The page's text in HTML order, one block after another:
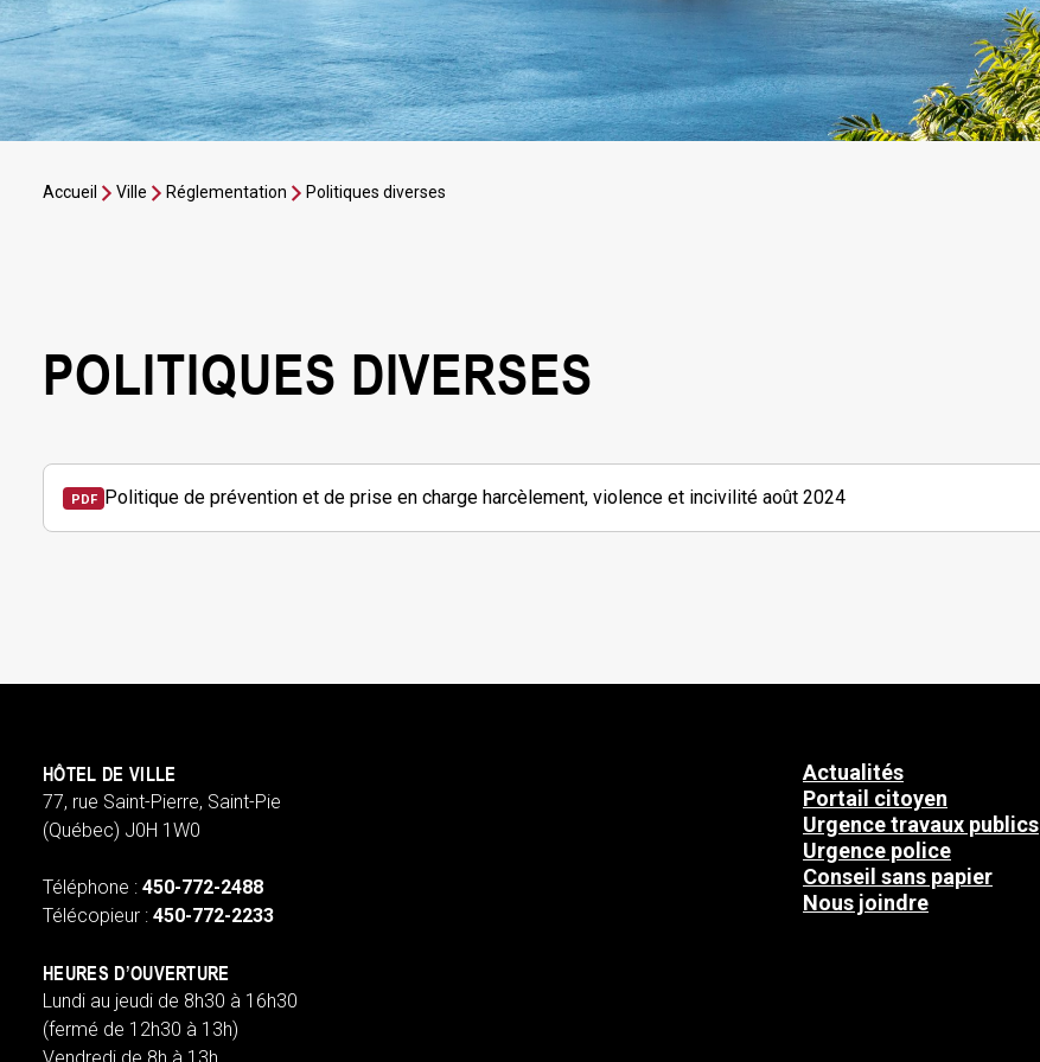
Accueil Ville Réglementation Politiques diverses
POLITIQUES DIVERSES
Politique de prévention et de prise en charge harcèlement, violence et incivilité août 2024
HÔTEL DE VILLE
77, rue Saint-Pierre, Saint-Pie
(Québec) J0H 1W0
Téléphone : 450-772-2488
Télécopieur : 450-772-2233
HEURES D’OUVERTURE
Lundi au jeudi de 8h30 à 16h30
(fermé de 12h30 à 13h)
Actualités
Portail citoyen
Urgence travaux publics
Urgence police
Conseil sans papier
Nous joindre